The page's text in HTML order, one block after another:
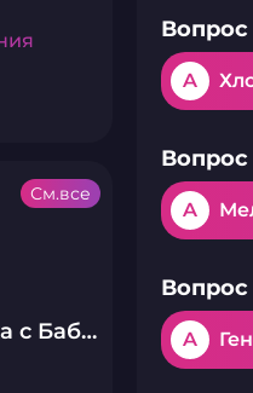
Упоротая наука с Бабаем Лютым
См.все
Вопрос
A
Вопрос
A
Вопрос
A